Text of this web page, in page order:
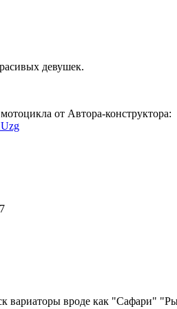
девушек.
от Автора-конструктора:
вариаторы вроде как "Сафари"